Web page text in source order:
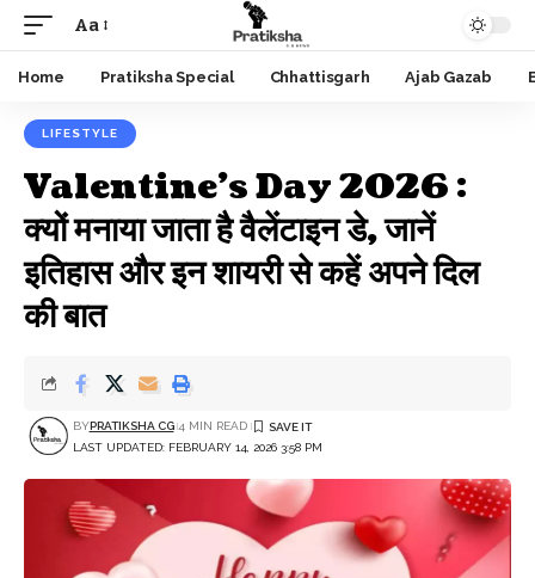
Font
Resizer
Aa
Home Pratiksha Special Chhattisgarh Ajab Gazab
LIFESTYLE
Valentine’s Day 2026 :
क्यों मनाया जाता है वैलेंटाइन डे, जानें
इतिहास और इन शायरी से कहें अपने दिल
की बात
LAST UPDATED: FEBRUARY 14, 2026 3:58 PM
BYPRATIKSHA CG 4 MIN READ